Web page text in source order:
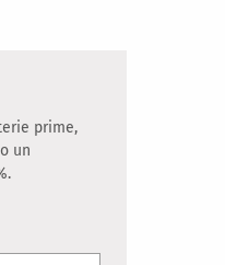
prime,
un